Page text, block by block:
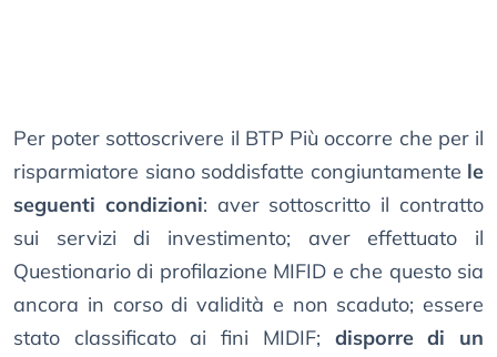
Per poter sottoscrivere il BTP Più occorre che per il
risparmiatore siano soddisfatte congiuntamente le
seguenti condizioni: aver sottoscritto il contratto
sui servizi di investimento; aver effettuato il
Questionario di profilazione MIFID e che questo sia
ancora in corso di validità e non scaduto; essere
stato classificato ai fini MIDIF; disporre di un